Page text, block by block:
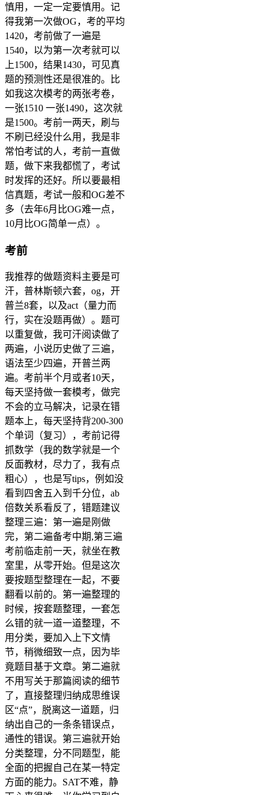
慎用，一定一定要慎用。记
得我第一次做OG，考的平均
1420，考前做了一遍是
1540，以为第一次考就可以
上1500，结果1430，可见真
题的预测性还是很准的。比
如我这次模考的两张考卷，
一张1510 一张1490，这次就
是1500。考前一两天，刷与
不刷已经没什么用，我是非
常怕考试的人，考前一直做
题，做下来我都慌了，考试
时发挥的还好。所以要最相
信真题，考试一般和OG差不
多（去年6月比OG难一点，
10月比OG简单一点）。
考前
我推荐的做题资料主要是可
汗，普林斯顿六套，og，开
普兰8套，以及act（量力而
行，实在没题再做）。题可
以重复做，我可汗阅读做了
两遍，小说历史做了三遍，
语法至少四遍，开普兰两
遍。考前半个月或者10天，
每天坚持做一套模考，做完
不会的立马解决，记录在错
题本上，每天坚持背200-300
个单词（复习），考前记得
抓数学（我的数学就是一个
反面教材，尽力了，我有点
粗心），也是写tips，例如没
看到四舍五入到千分位，ab
倍数关系看反了，错题建议
整理三遍：第一遍是刚做
完，第二遍备考中期,第三遍
考前临走前一天，就坐在教
室里，从零开始。但是这次
要按题型整理在一起，不要
翻看以前的。第一遍整理的
时候，按套题整理，一套怎
么错的就一道一道整理，不
用分类，要加入上下文情
节，稍微细致一点，因为毕
竟题目基于文章。第二遍就
不用写关于那篇阅读的细节
了，直接整理归纳成思维误
区“点”，脱离这一道题，归
纳出自己的一条条错误点，
通性的错误。第三遍就开始
分类整理，分不同题型，能
全面的把握自己在某一特定
方面的能力。SAT不难，静